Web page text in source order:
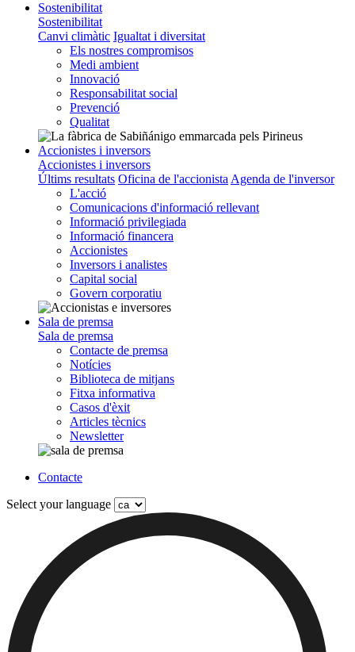
Sostenibilitat
Sostenibilitat
Canvi climàtic Igualtat i diversitat
Els nostres compromisos
Medi ambient
Innovació
Responsabilitat social
Prevenció
Qualitat
Accionistes i inversors
Accionistes i inversors
Últims resultats Oficina de l'accionista Agenda de l'inversor
L'acció
Comunicacions d'informació rellevant
Informació privilegiada
Informació financera
Accionistes
Inversors i analistes
Capital social
Govern corporatiu
Sala de premsa
Sala de premsa
Contacte de premsa
Notícies
Biblioteca de mitjans
Fitxa informativa
Casos d'èxit
Articles tècnics
Newsletter
Contacte
Select your language